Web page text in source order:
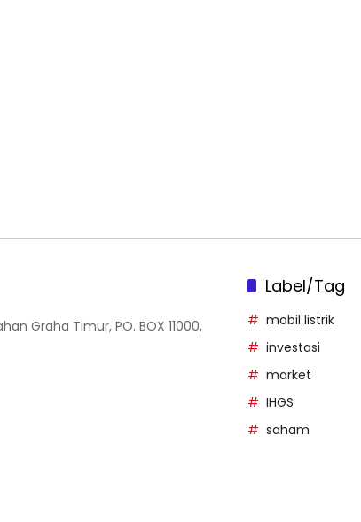
Graha Timur, PO. BOX 11000,
Label/Tag
mobil listrik
investasi
market
IHGS
saham